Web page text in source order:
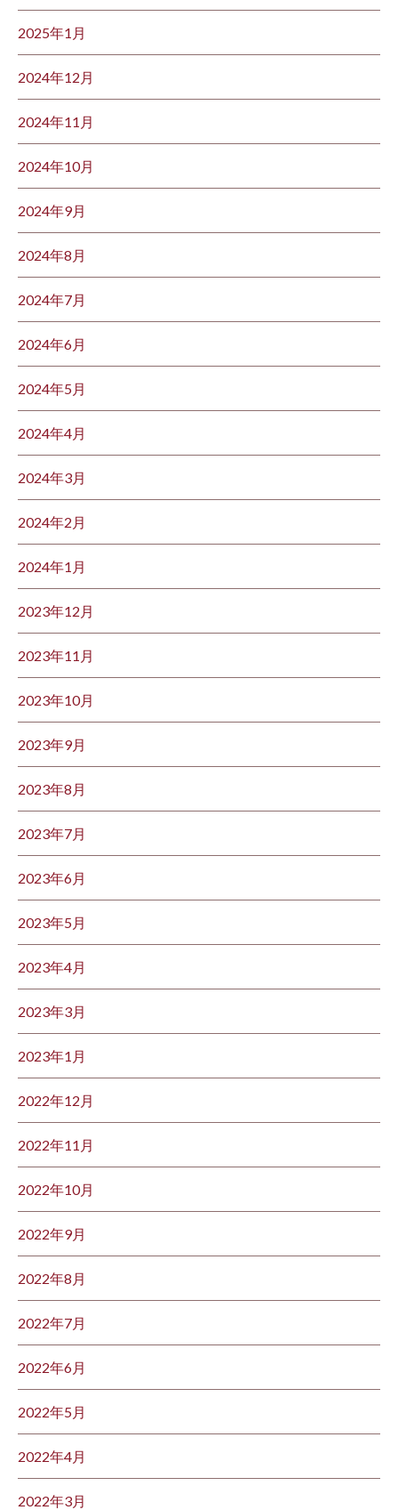
2025年1月
2024年12月
2024年11月
2024年10月
2024年9月
2024年8月
2024年7月
2024年6月
2024年5月
2024年4月
2024年3月
2024年2月
2024年1月
2023年12月
2023年11月
2023年10月
2023年9月
2023年8月
2023年7月
2023年6月
2023年5月
2023年4月
2023年3月
2023年1月
2022年12月
2022年11月
2022年10月
2022年9月
2022年8月
2022年7月
2022年6月
2022年5月
2022年4月
2022年3月